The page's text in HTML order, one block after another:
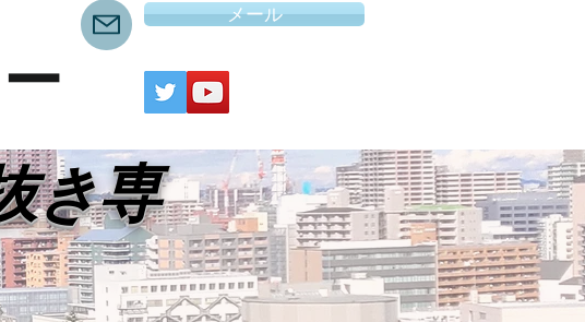
メール
き専